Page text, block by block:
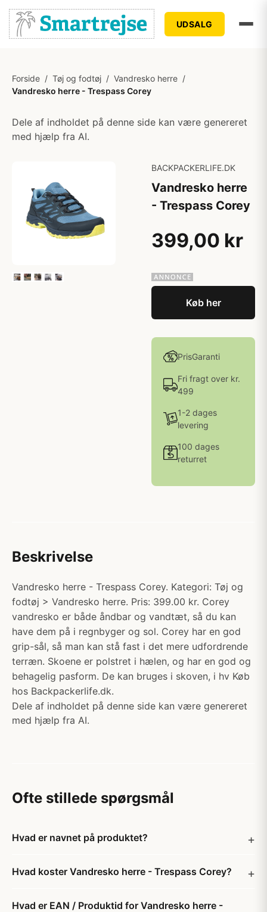
UDSALG
Forside / Tøj og fodtøj / Vandresko herre /
Vandresko herre - Trespass Corey
Dele af indholdet på denne side kan være genereret
med hjælp fra AI.
BACKPACKERLIFE.DK
Vandresko herre
- Trespass Corey
399,00 kr
Køb her
PrisGaranti
Fri fragt over kr.
499
1-2 dages
levering
100 dages
returret
Beskrivelse
Vandresko herre - Trespass Corey. Kategori: Tøj og
fodtøj > Vandresko herre. Pris: 399.00 kr. Corey
vandresko er både åndbar og vandtæt, så du kan
have dem på i regnbyger og sol. Corey har en god
grip-sål, så man kan stå fast i det mere udfordrende
terræn. Skoene er polstret i hælen, og har en god og
behagelig pasform. De kan bruges i skoven, i hv Køb
hos Backpackerlife.dk.
Dele af indholdet på denne side kan være genereret
med hjælp fra AI.
Ofte stillede spørgsmål
Hvad er navnet på produktet?
Hvad koster Vandresko herre - Trespass Corey?
Hvad er EAN / Produktid for Vandresko herre -